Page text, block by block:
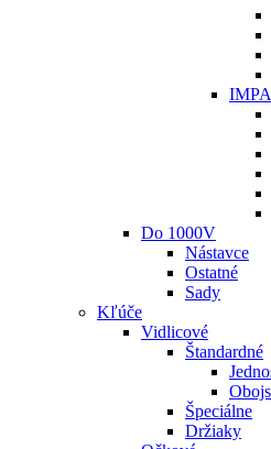
Do 1000V
Nástavce
Ostatné
Sady
Kľúče
Vidlicové
Štandardné
Špeciálne
Držiaky